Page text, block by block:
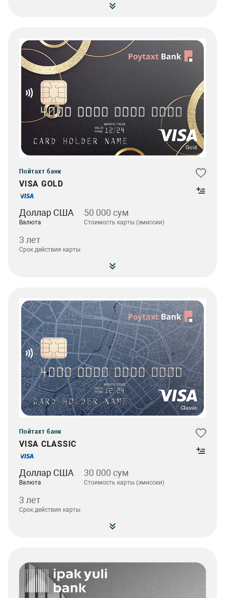
Пойтахт банк
VISA GOLD
Доллар США
Валюта
50 000 сум
Стоимость карты (эмиссии)
3 лет
Срок действия карты
Пойтахт банк
VISA CLASSIC
Доллар США
Валюта
30 000 сум
Стоимость карты (эмиссии)
3 лет
Срок действия карты